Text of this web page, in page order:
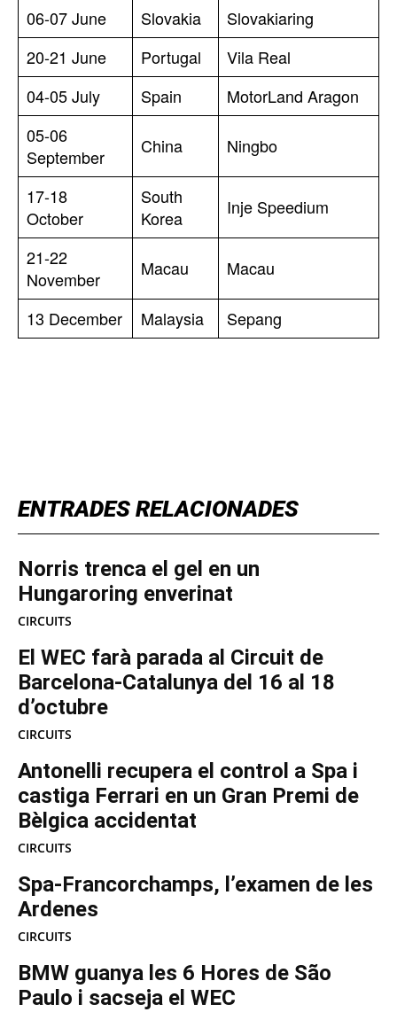
ENTRADES RELACIONADES
Norris trenca el gel en un
Hungaroring enverinat
CIRCUITS
El WEC farà parada al Circuit de
Barcelona-Catalunya del 16 al 18
d’octubre
CIRCUITS
Antonelli recupera el control a Spa i
castiga Ferrari en un Gran Premi de
Bèlgica accidentat
CIRCUITS
Spa-Francorchamps, l’examen de les
Ardenes
CIRCUITS
BMW guanya les 6 Hores de São
Paulo i sacseja el WEC
06-07 June Slovakia
Slovakiaring
20-21 June
Portugal
Vila Real
04-05 July
Spain
MotorLand Aragon
05-06
September
China Ningbo
17-18
October
South
Korea
Inje Speedium
21-22
November
Macau Macau
13 December Malaysia Sepang